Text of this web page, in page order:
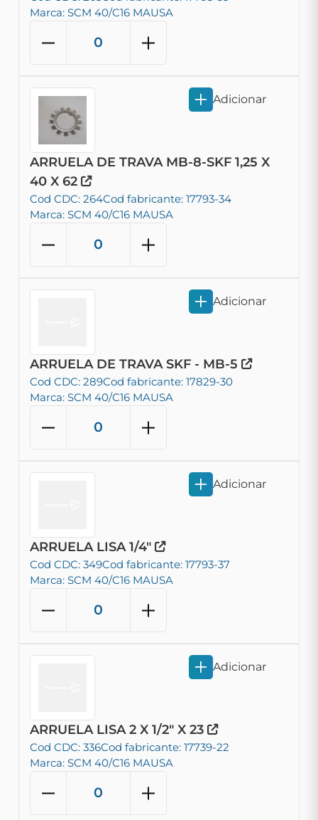
Marca: SCM 40/C16 MAUSA
ARRUELA DE TRAVA MB-8-SKF 1,25 X
40 X 62
Cod CDC: 264Cod fabricante: 17793-34
Marca: SCM 40/C16 MAUSA
Adicionar
ARRUELA DE TRAVA SKF - MB-5
Cod CDC: 289Cod fabricante: 17829-30
Marca: SCM 40/C16 MAUSA
Adicionar
ARRUELA LISA 1/4"
Cod CDC: 349Cod fabricante: 17793-37
Marca: SCM 40/C16 MAUSA
Adicionar
ARRUELA LISA 2 X 1/2" X 23
Cod CDC: 336Cod fabricante: 17739-22
Marca: SCM 40/C16 MAUSA
Adicionar